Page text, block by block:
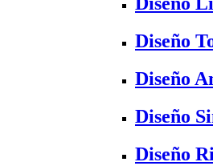
Diseño
Diseño
Diseño
Diseño